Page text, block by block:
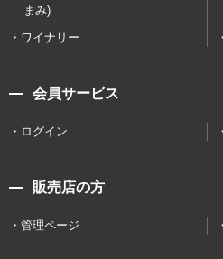
まみ)
ワイナリー
会員サービス
ログイン
販売店の方
管理ページ